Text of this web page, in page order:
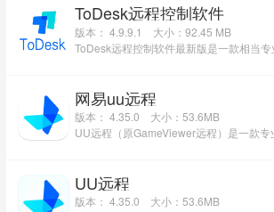
ToDesk远程控制软件
版本： 4.9.9.1
大小：92.45 MB
网易uu远程
版本： 4.35.0
大小：53.6MB
UU远程
版本： 4.35.0
大小：53.6MB